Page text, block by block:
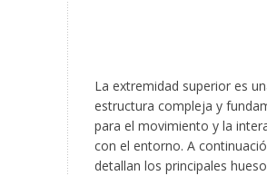
La extremidad superior es
estructura compleja y
para el movimiento y la
con el entorno. A
detallan los principales